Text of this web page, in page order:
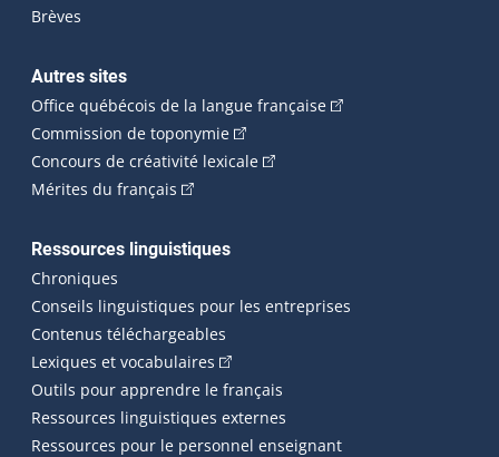
Brèves
Autres sites
Office québécois de la langue française(Cet hyperlien
Commission de toponymie(Cet hyperlien externe s'ouvrira
Concours de créativité lexicale(Cet hyperlien externe
Mérites du français (Cet hyperlien externe s'ouvrira dans une
Ressources linguistiques
Chroniques
Conseils linguistiques pour les entreprises
Contenus téléchargeables
Lexiques et vocabulaires (Cet hyperlien externe s'ouvrira
Outils pour apprendre le français
Ressources linguistiques externes
Ressources pour le personnel enseignant